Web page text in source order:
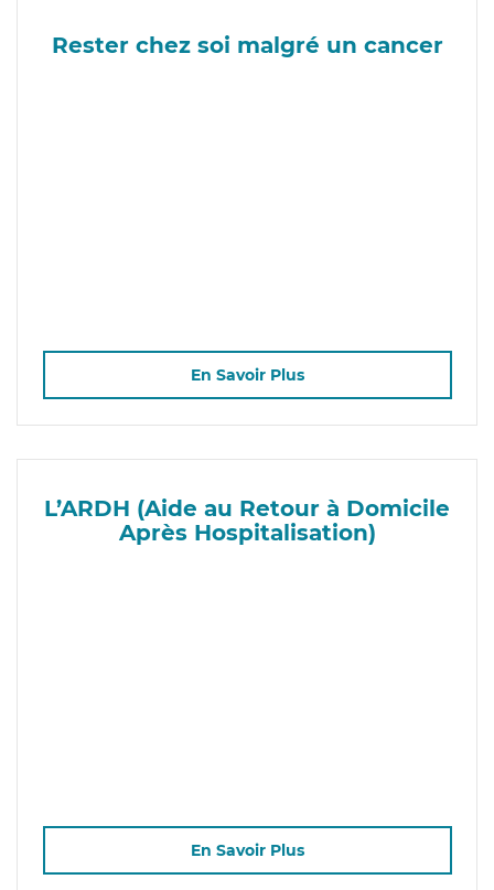
Rester chez soi malgré un cancer
En Savoir Plus
L’ARDH (Aide au Retour à Domicile
Après Hospitalisation)
En Savoir Plus